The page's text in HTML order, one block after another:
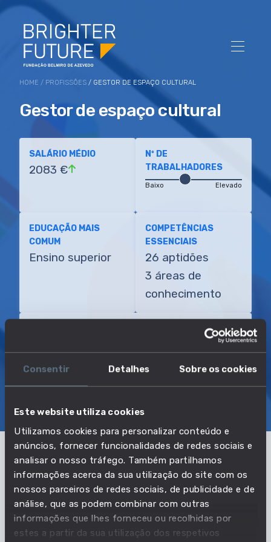
Consentir Detalhes Sobre os cookies
Este website utiliza cookies
Utilizamos cookies para personalizar conteúdo e
anúncios, fornecer funcionalidades de redes sociais e
analisar o nosso tráfego. Também partilhamos
informações acerca da sua utilização do site com os
nossos parceiros de redes sociais, de publicidade e de
análise, que as podem combinar com outras
informações que lhes forneceu ou recolhidas por
estes a partir da sua utilização dos respetivos
HOME / PROFISSÕES / GESTOR DE ESPAÇO CULTURAL
Gestor de espaço cultural
SALÁRIO MÉDIO
2083 €
Nº DE
TRABALHADORES
Baixo Elevado
EDUCAÇÃO MAIS
COMUM
Ensino superior
COMPETÊNCIAS
ESSENCIAIS
26 aptidões
3 áreas de
conhecimento
EDUCAÇÃO E COMPETÊNCIAS
Pertencente à profissão:
Diretores e gerentes dos centros
desportivos, recreativos e culturais
VER PROFISSÃO